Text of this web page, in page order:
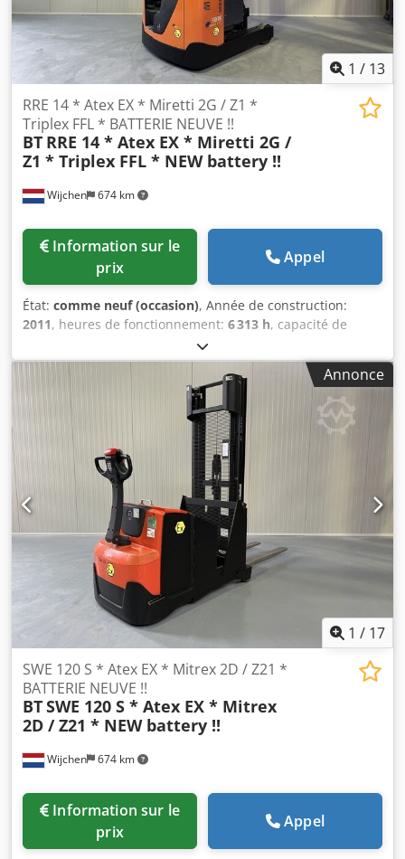
1 / 13
Wijchen 674 km
RRE 14 * Atex EX * Miretti 2G / Z1 *
Triplex FFL * BATTERIE NEUVE !!
BT RRE 14 * Atex EX * Miretti 2G /
Z1 * Triplex FFL * NEW battery !!
prix
Appel
État: comme neuf (occasion), Année de construction:
2011, heures de fonctionnement: 6 313 h, capacité de
, hauteur de levage:
carburant:électrique, type de mât:triplex, hauteur de
construction:
, Fabricant + modèle : BT RRE 140 *
EX * Miretti 2G / Zone 1 Mât : 3F8400 ID : 25013.7057
Catégorie : Occasion Mât : 3F8400 Hauteur repliée : 3520
mm Dedpfxezq Ua Do Ahijkr Hauteur de levée : 8400 mm
Capacité : 1400 kg Année : 2011 Heures : 6313 heures
Batterie : Complètement NEUVE * 48v/560Ah * Année 2026
Options : * EX * MIRETTI !!!!! Système = CEC 15 ATEX 161
Réf. = E7207 Groupe gaz = IIB Type = Cat 2G (autorisé en
ZONE 1 et 2) Classe de température = T2 Gb.
Annonce
1 / 17
Wijchen 674 km
SWE 120 S * Atex EX * Mitrex 2D / Z21 *
BATTERIE NEUVE !!
BTSWE 120 S * Atex EX * Mitrex
2D / Z21 * NEW battery !!
prix
Appel